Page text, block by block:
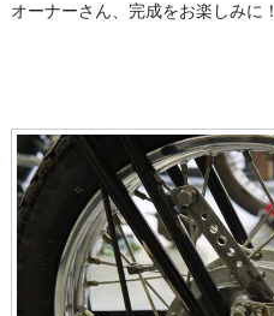
オーナーさん、完成をお楽しみに！